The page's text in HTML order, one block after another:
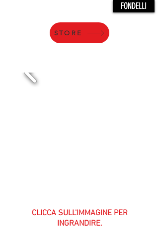
FONDELLI
STORE
CLICCA SULL'IMMAGINE PER
INGRANDIRE.